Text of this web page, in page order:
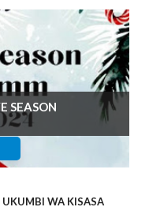
SEASON
UKUMBI WA KISASA